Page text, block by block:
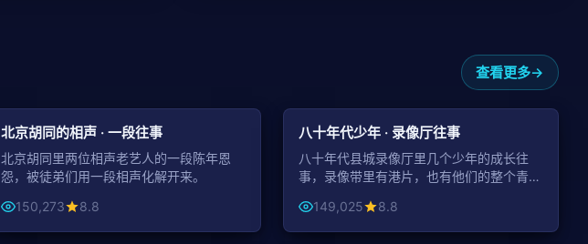
查看更多
喜剧
北京胡同的相声 · 一段往事
北京胡同里两位相声老艺人的一段陈年恩
怨，被徒弟们用一段相声化解开来。
150,273
8.8
年代
99:18
八十年代少年 · 录像厅往事
八十年代县城录像厅里几个少年的成长往
事，录像带里有港片，也有他们的整个青
149,025 8.8
42:24 99:59